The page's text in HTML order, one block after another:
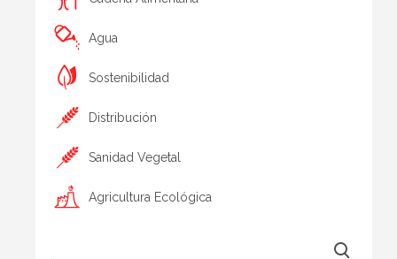
Agua
Sostenibilidad
Distribución
Sanidad Vegetal
Agricultura Ecológica